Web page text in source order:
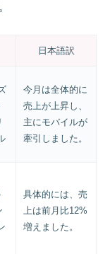
日本語訳
今月は全体的に
売上が上昇し、
主にモバイルが
牽引しました。
具体的には、売
上は前月比12%
増えました。